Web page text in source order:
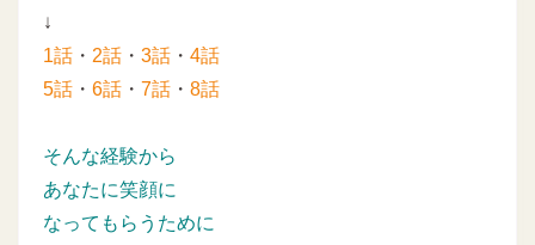
↓
1話 ・ 2話 ・ 3話 ・ 4話
5話 ・ 6話 ・ 7話 ・ 8話
そんな経験から
あなたに笑顔に
なってもらうために